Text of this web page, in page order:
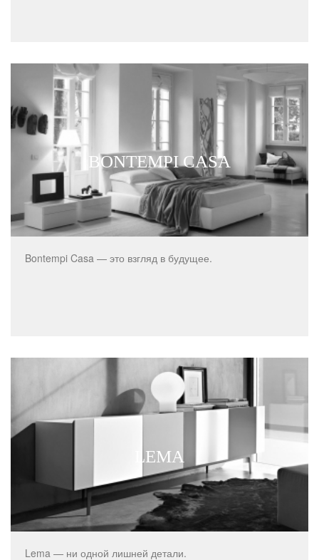
BONTEMPI CASA
Bontempi Casa — это взгляд в будущее.
LEMA
Lema — ни одной лишней детали.